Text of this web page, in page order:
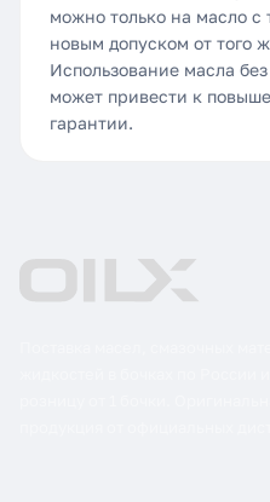
можно только на масло
новым допуском от того
Использование масла
может привести к
гарантии.